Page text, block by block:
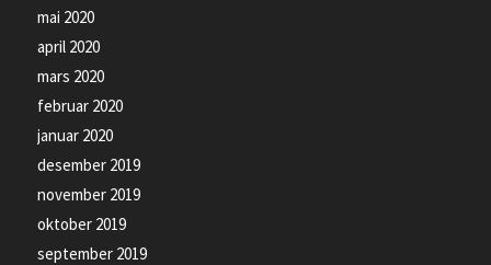
mai 2020
april 2020
mars 2020
februar 2020
januar 2020
desember 2019
november 2019
oktober 2019
september 2019